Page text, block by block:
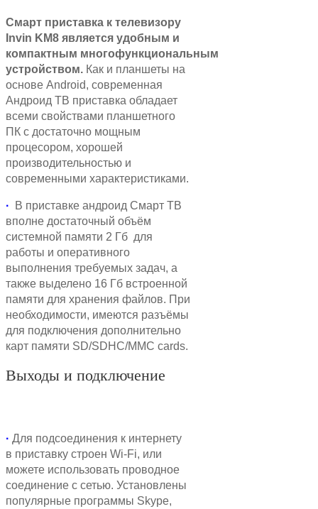
Смарт приставка к телевизору
Invin KM8 является удобным и
компактным многофункциональным
устройством. Как и планшеты на
основе Android, современная
Андроид ТВ приставка обладает
всеми свойствами планшетного
ПК c достаточно мощным
процесором, хорошей
производительностью и
современными характеристиками.
·
В приставке андроид Смарт ТВ
вполне достаточный объём
системной памяти 2 Гб для
работы и оперативного
выполнения требуемых задач, а
также выделено 16 Гб встроенной
памяти для хранения файлов. При
необходимости, имеются разъёмы
для подключения дополнительно
карт памяти SD/SDHC/MMC cards.
Выходы и подключение
· Для подсоединения к интернету
в приставку строен Wi-Fi, или
можете использовать проводное
соединение с сетью. Установлены
популярные программы Skype,